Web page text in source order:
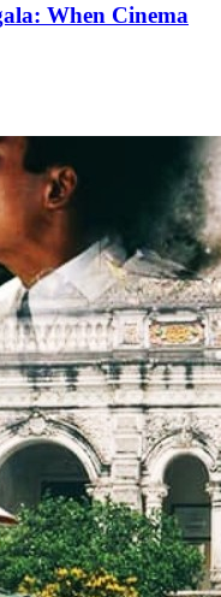
When Cinema